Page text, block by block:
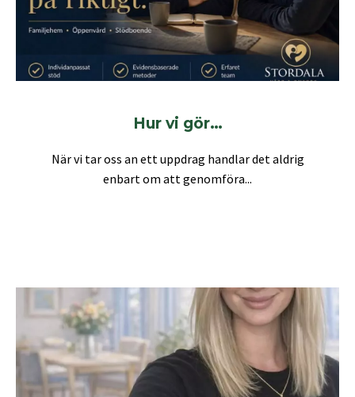
Hur vi gör…
När vi tar oss an ett uppdrag handlar det aldrig
enbart om att genomföra...